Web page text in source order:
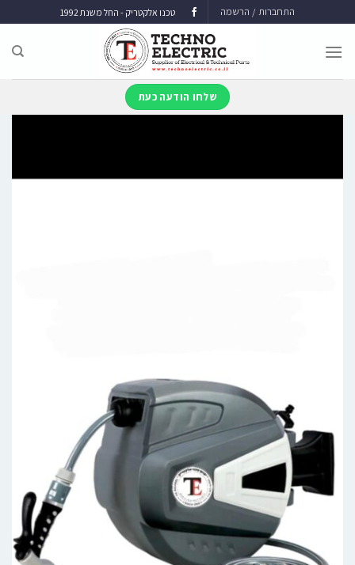
התחברות / הרשמה טכנו אלקטריק - החל משנת 1992
שלחו הודעה כעת